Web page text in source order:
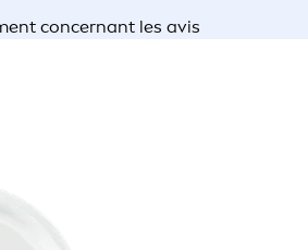
concernant les avis